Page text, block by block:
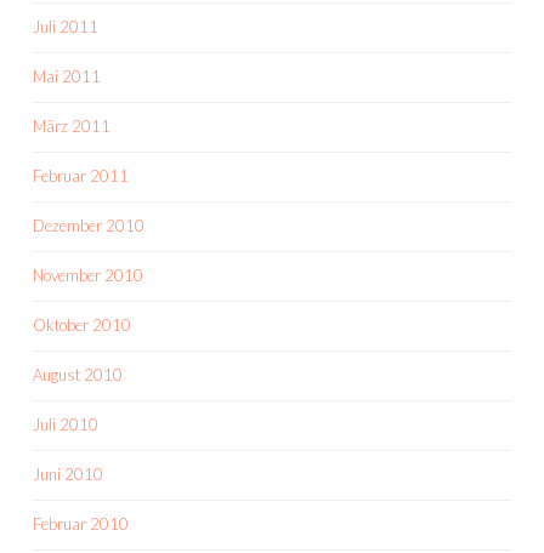
Juli 2011
Mai 2011
März 2011
Februar 2011
Dezember 2010
November 2010
Oktober 2010
August 2010
Juli 2010
Juni 2010
Februar 2010